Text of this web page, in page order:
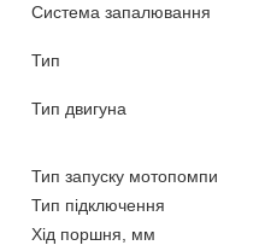
Система запалювання
Тип
Тип двигуна
Тип запуску мотопомпи
Тип підключення
Хід поршня, мм